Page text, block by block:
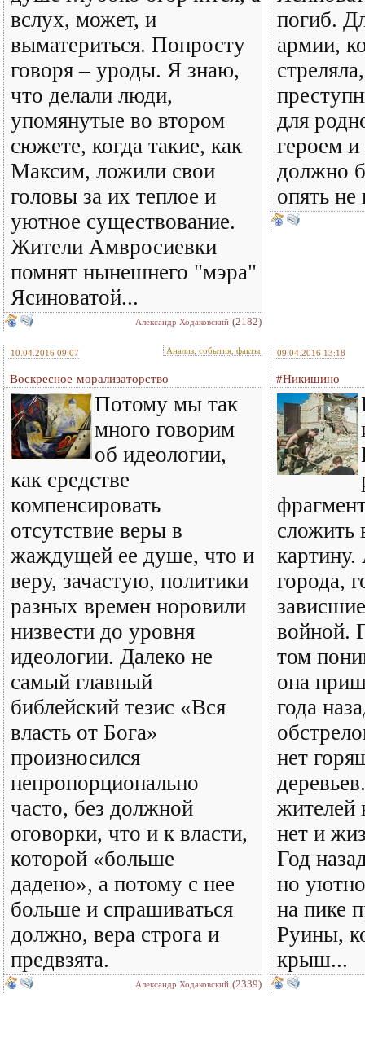
вслух, может, и
выматериться. Попросту
говоря – уроды. Я знаю,
что делали люди,
упомянутые во втором
сюжете, когда такие, как
Максим, ложили свои
головы за их теплое и
уютное существование.
Жители Амвросиевки
помнят нынешнего "мэра"
Ясиноватой...
Александр Ходаковский (2182)
погиб.
армии,
для
героем
должно
опять не
10.04.2016 09:07 Анализ, события, факты
Воскресное морализаторство
Потому мы так
много говорим
об идеологии,
как средстве
компенсировать
отсутствие веры в
жаждущей ее душе, что и
веру, зачастую, политики
разных времен норовили
низвести до уровня
идеологии. Далеко не
самый главный
библейский тезис «Вся
власть от Бога»
произносился
непропорционально
часто, без должной
оговорки, что и к власти,
которой «больше
дадено», а потому с нее
больше и спрашиваться
должно, вера строга и
предвзята.
Александр Ходаковский (2339)
09.04.2016 13:18
#Никишино
города,
войной.
том
она
года
нет
жителей
нет и
Год
но
на пике
Руины,
крыш...